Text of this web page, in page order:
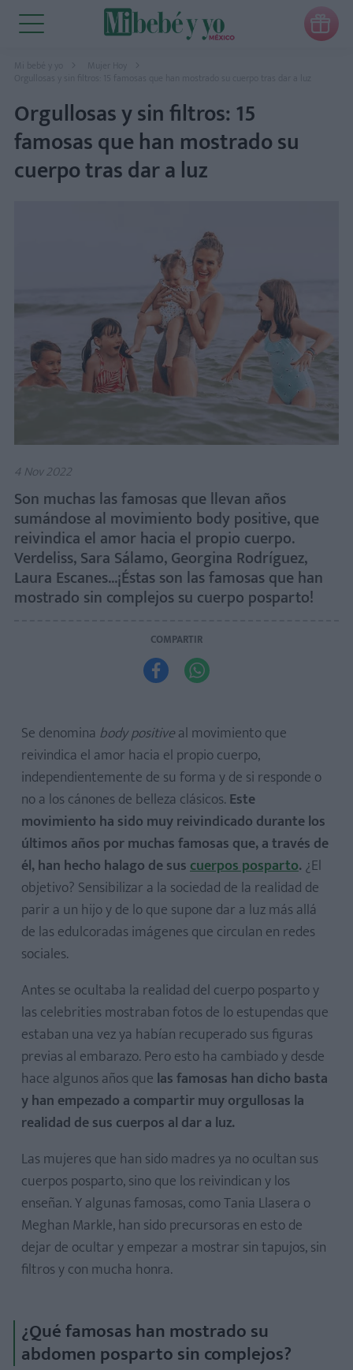

Mi bebé y yo
Mujer Hoy
Orgullosas y sin filtros: 15 famosas que han mostrado su cuerpo tras dar a luz
Orgullosas y sin filtros: 15
famosas que han mostrado su
cuerpo tras dar a luz
4 Nov 2022
Son muchas las famosas que llevan años
sumándose al movimiento body positive, que
reivindica el amor hacia el propio cuerpo.
Verdeliss, Sara Sálamo, Georgina Rodríguez,
Laura Escanes...¡Éstas son las famosas que han
mostrado sin complejos su cuerpo posparto!
COMPARTIR
 
Se denomina body positiveal movimiento que
reivindica el amor hacia el propio cuerpo,
independientemente de su forma y de si responde o
no a los cánones de belleza clásicos. Este
movimiento ha sido muy reivindicado durante los
últimos años por muchas famosas que, a través de
él, han hecho halago de suscuerpos posparto. ¿El
objetivo? Sensibilizar a la sociedad de la realidad de
parir a un hijo y de lo que supone dar a luz más allá
de las edulcoradas imágenes que circulan en redes
sociales.
Antes se ocultaba la realidad del cuerpo posparto y
las celebrities mostraban fotos de lo estupendas que
estaban una vez ya habían recuperado sus figuras
previas al embarazo. Pero esto ha cambiado y desde
hace algunos años que las famosas han dicho basta
y han empezado a compartir muy orgullosas la
realidad de sus cuerpos al dar a luz.
Las mujeres que han sido madres ya no ocultan sus
cuerpos posparto, sino que los reivindican y los
enseñan. Y algunas famosas, como Tania Llasera o
Meghan Markle, han sido precursoras en esto de
dejar de ocultar y empezar a mostrar sin tapujos, sin
filtros y con mucha honra.
¿Qué famosas han mostrado su
abdomen posparto sin complejos?